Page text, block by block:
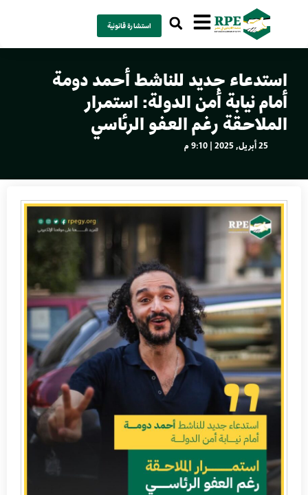
استشارة قانونية
استدعاء جديد للناشط أحمد دومة
أمام نيابة أمن الدولة: استمرار
الملاحقة رغم العفو الرئاسي
25 أبريل, 2025 | 9:10 م